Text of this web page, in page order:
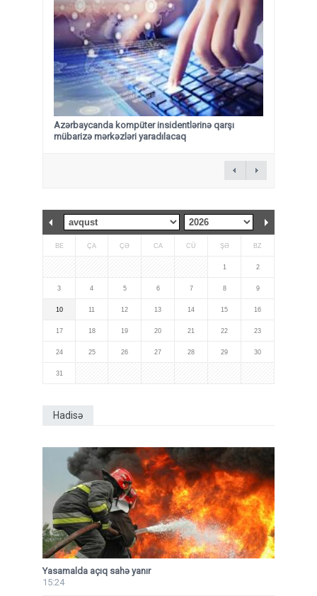
Azərbaycanda kompüter insidentlərinə qarşı
mübarizə mərkəzləri yaradılacaq
BE ÇA ÇƏ CA CÜ ŞƏ BZ
1 2
3 4 5 6 7 8 9
10 11 12 13 14 15 16
17 18 19 20 21 22 23
24 25 26 27 28 29 30
31
Hadisə
Yasamalda açıq sahə yanır
15:24